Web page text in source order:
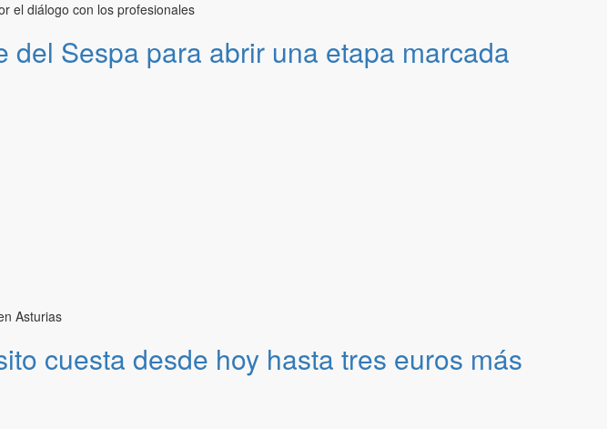
Sespa para abrir una etapa marcada
cuesta desde hoy hasta tres euros más